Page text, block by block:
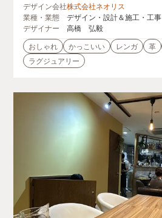
デザイン会社株式会社ネオリス
業種・業態
デザイン・設計＆施工・工事
デザイナー
高橋 弘毅
おしゃれ
かっこいい レンガ 革
ラグジュアリー